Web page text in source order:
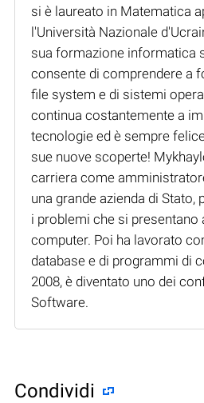
si è laureato in Matematica
l'Università Nazionale
sua formazione informatica
consente di comprendere a
file system e di sistemi
continua costantemente a
tecnologie ed è sempre
sue nuove scoperte!
carriera come
una grande azienda di Stato,
i problemi che si presentano
computer. Poi ha lavorato
database e di programmi di
2008, è diventato uno dei
Software.
Condividi